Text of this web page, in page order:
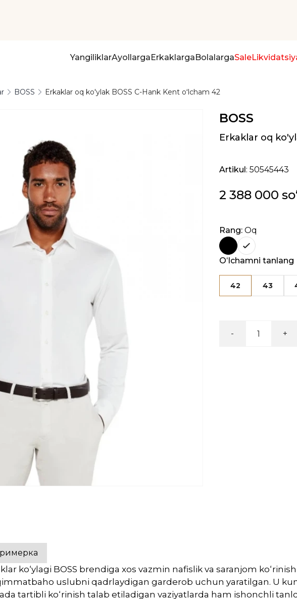
YangiliklarAyollargaErkaklargaBolalargaSale
BOSS Erkaklar oq ko'ylak BOSS C-Hank Kent oʻlcham 42
BOSS
Erkaklar oq
Artikul: 50545443
2 388 000
Rang:Oq
Oʻlchamni tanlang
42 43
- +
ko‘ylagi BOSS brendiga xos vazmin nafislik va saranjom
uslubni qadrlaydigan garderob uchun yaratilgan. U
tartibli ko‘rinish talab etiladigan vaziyatlarda ham ishonchli